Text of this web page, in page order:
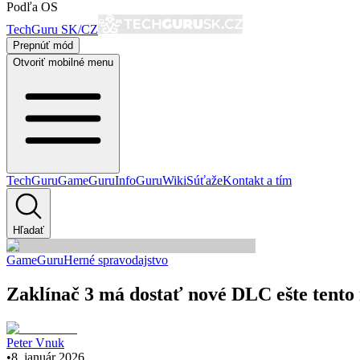
Podľa OS
TechGuru SK/CZ
Prepnúť mód
Otvoriť mobilné menu
TechGuruGameGuruInfoGuruWikiSúťažeKontakt a tím
Hľadať
GameGuruHerné spravodajstvo
Zaklínač 3 má dostať nové DLC ešte
Peter Vnuk
•8. január 2026